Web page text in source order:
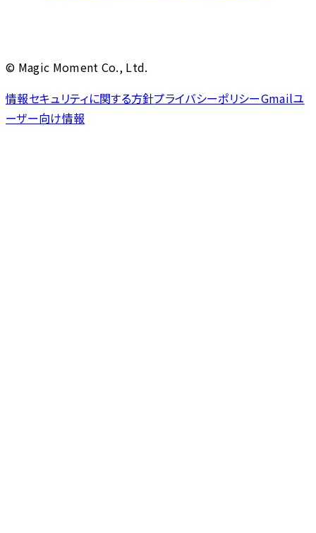
© Magic Moment Co., Ltd.
情報セキュリティに関する方針プライバシーポリシーGmailユ
ーザー向け情報